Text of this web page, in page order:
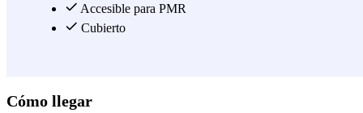
confían en este parking cubierto para proteger su vehículo de las
inclemencias del tiempo y disfrutar de un acceso cómodo al centro
Accesible para PMR
Cubierto
Cómo llegar